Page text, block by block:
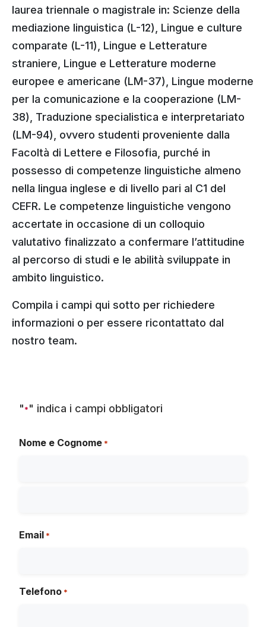
laurea triennale o magistrale in: Scienze della
mediazione linguistica (L-12), Lingue e culture
comparate (L-11), Lingue e Letterature
straniere, Lingue e Letterature moderne
europee e americane (LM-37), Lingue moderne
per la comunicazione e la cooperazione (LM-
38), Traduzione specialistica e interpretariato
(LM-94), ovvero studenti proveniente dalla
Facoltà di Lettere e Filosofia, purché in
possesso di competenze linguistiche almeno
nella lingua inglese e di livello pari al C1 del
CEFR. Le competenze linguistiche vengono
accertate in occasione di un colloquio
valutativo finalizzato a confermare l’attitudine
al percorso di studi e le abilità sviluppate in
ambito linguistico.
Compila i campi qui sotto per richiedere
informazioni o per essere ricontattato dal
nostro team.
"*" indica i campi obbligatori
Nome e Cognome *
Email *
Telefono *